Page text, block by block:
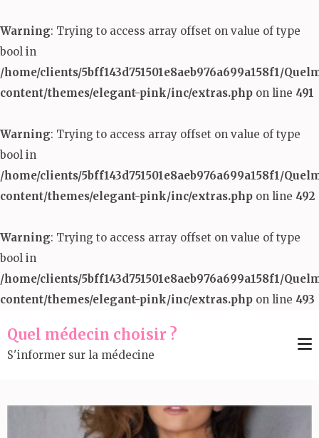
Warning: Trying to access array offset on value of type
bool in
/home/clients/5bff143d751501e8aeb976a699a158f1/
content/themes/elegant-pink/inc/extras.php on line 491
Warning: Trying to access array offset on value of type
bool in
/home/clients/5bff143d751501e8aeb976a699a158f1/
content/themes/elegant-pink/inc/extras.php on line 492
Warning: Trying to access array offset on value of type
bool in
/home/clients/5bff143d751501e8aeb976a699a158f1/
content/themes/elegant-pink/inc/extras.php on line 493
au
contenu
Entrée)
Quel médecin choisir ?
S'informer sur la médecine